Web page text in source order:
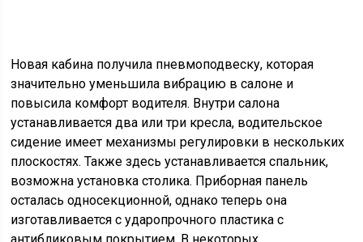
противотуманными фарами.
Стоимость нового КамАЗ-65117 в самой простой
комплектации с обычным кузовом стартует с 3 740 000
рублей, бортовой самосвал можно приобрести за 2,8
миллиона рублей.
Автомобили с установленным КМУ и манипулятором
Kanglim могут стоить около 7 миллионов рублей. На